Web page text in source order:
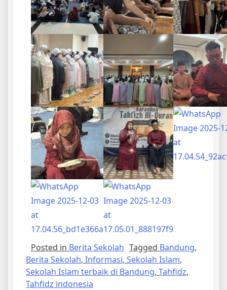
Posted in Berita Sekolah Tagged Bandung,
Berita Sekolah, Informasi, Sekolah Islam,
Sekolah Islam terbaik di Bandung, Tahfidz,
Tahfidz indonesia